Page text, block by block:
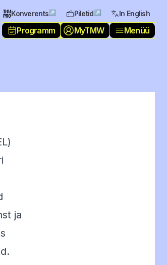
Konverents ↗ Piletid ↗ In English
Programm MyTMW Menüü
ja